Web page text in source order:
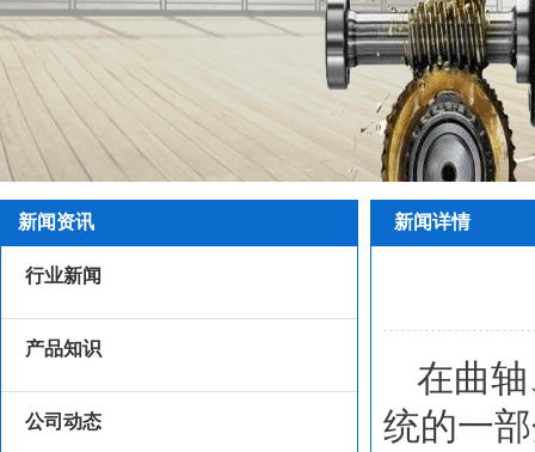
新闻资讯
行业新闻
产品知识
公司动态
新闻详情
在曲
统的一